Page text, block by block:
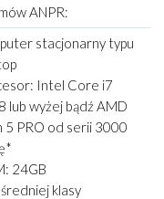
ANPR:
stacjonarny typu
Intel Core i7
lub wyżej bądź AMD
5 PRO od serii 3000
24GB
średniej klasy